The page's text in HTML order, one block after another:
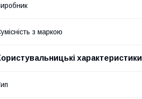
з маркою
характеристики